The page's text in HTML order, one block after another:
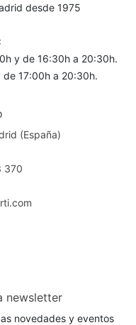
desde 1975
y de 16:30h a 20:30h.
17:00h a 20:30h.
(España)
370
newsletter
novedades y eventos